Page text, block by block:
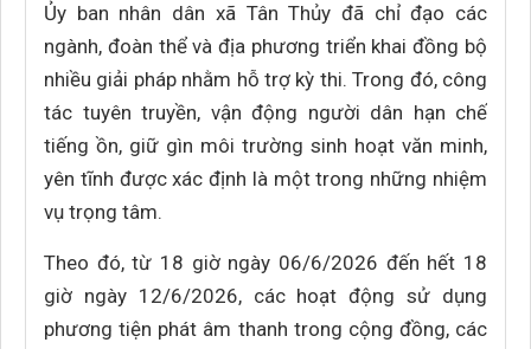
Ủy ban nhân dân xã Tân Thủy đã chỉ đạo các
ngành, đoàn thể và địa phương triển khai đồng bộ
nhiều giải pháp nhằm hỗ trợ kỳ thi. Trong đó, công
tác tuyên truyền, vận động người dân hạn chế
tiếng ồn, giữ gìn môi trường sinh hoạt văn minh,
yên tĩnh được xác định là một trong những nhiệm
vụ trọng tâm.
Theo đó, từ 18 giờ ngày 06/6/2026 đến hết 18
giờ ngày 12/6/2026, các hoạt động sử dụng
phương tiện phát âm thanh trong cộng đồng, các